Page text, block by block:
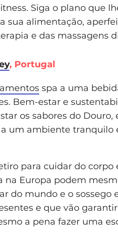
Siga o plano que
sua alimentação,
e das massagens
, Portugal
spa a uma
Bem-estar e
os sabores do
um ambiente tranquilo
para cuidar do
na Europa podem
do mundo e o sossego
e que vão
a pena fazer uma